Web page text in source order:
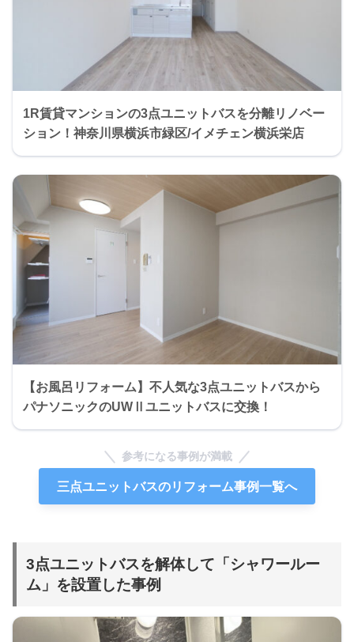
1R賃貸マンションの3点ユニットバスを分離リノベー
ション！神奈川県横浜市緑区/イメチェン横浜栄店
【お風呂リフォーム】不人気な3点ユニットバスから
パナソニックのUWⅡユニットバスに交換！
参考になる事例が満載
三点ユニットバスのリフォーム事例一覧へ
3点ユニットバスを解体して「シャワールー
ム」を設置した事例